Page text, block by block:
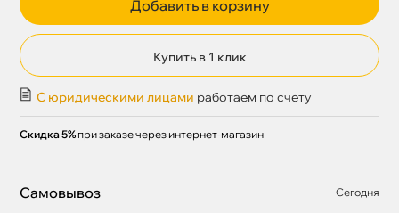
Добавить в корзину
Купить в 1 клик
С юридическими лицами работаем по счету
Скидка 5% при заказе через интернет-магазин
Самовывоз
Сегодня